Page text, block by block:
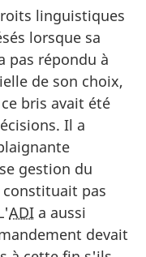
linguistiques
lorsque sa
pas répondu à
de son choix,
bris avait été
Il a
gestion du
constituait pas
ADI a aussi
devait